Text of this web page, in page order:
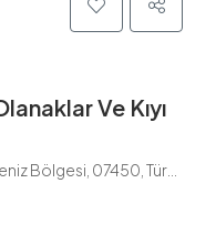
Ve Kıyı
Bölgesi, 07450, Türkiye